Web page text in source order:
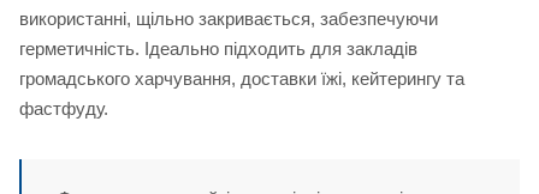
використанні, щільно закривається, забезпечуючи
герметичність. Ідеально підходить для закладів
громадського харчування, доставки їжі, кейтерингу та
фастфуду.